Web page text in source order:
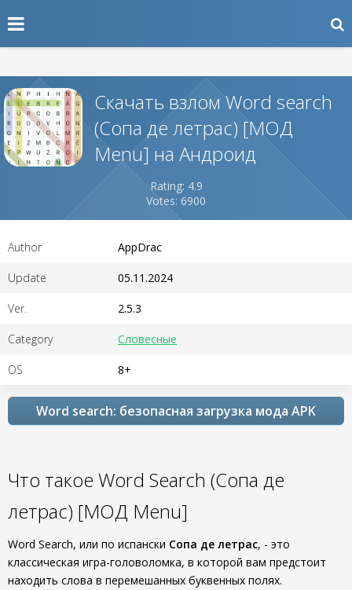
Скачать взлом Word search
(Сопа де летрас) [МОД
Menu] на Андроид
Rating: 4.9
Votes: 6900
Author AppDrac
Update 05.11.2024
Ver. 2.5.3
Category Словесные
OS 8+
Word search: безопасная загрузка мода APK
Что такое Word Search (Сопа де
летрас) [МОД Menu]
Word Search, или по испански Сопа де летрас, - это
классическая игра-головоломка, в которой вам предстоит
находить слова в перемешанных буквенных полях.